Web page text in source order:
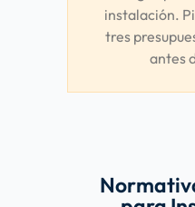
instalación.
tres
antes